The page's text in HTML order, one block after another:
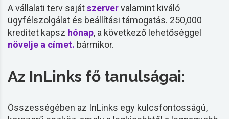
A vállalati terv sajátszervervalamint kiváló
ügyfélszolgálat és beállítási támogatás. 250,000
kreditet kapsz hónap, a következő lehetőséggel
növelje a címet. bármikor.
Az InLinks fő tanulságai:
Összességében az InLinks egy kulcsfontosságú,